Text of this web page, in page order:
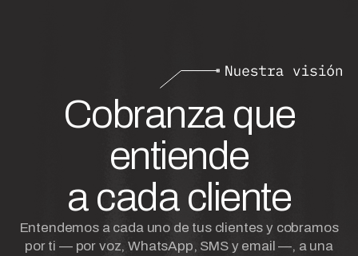
Cobranza que
entiende
a cada cliente
Entendemos a cada uno de tus clientes y cobramos
por ti — por voz, WhatsApp, SMS y email —, a una